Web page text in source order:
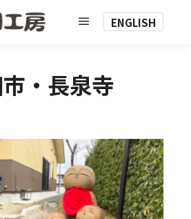
ENGLISH
・長泉寺